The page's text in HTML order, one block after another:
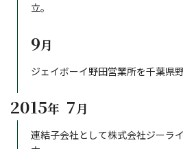
立。
9月
ジェイボーイ野田営業所を千葉県
2015年 7月
連結子会社として株式会社ジーラ